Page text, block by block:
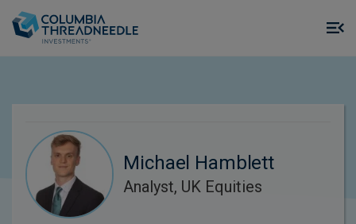
Michael Hamblett
Analyst, UK Equities